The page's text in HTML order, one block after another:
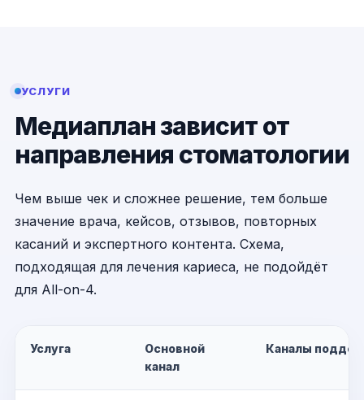
УСЛУГИ
Медиаплан зависит от
направления стоматологии
Чем выше чек и сложнее решение, тем больше
значение врача, кейсов, отзывов, повторных
касаний и экспертного контента. Схема,
подходящая для лечения кариеса, не подойдёт
для All-on-4.
Услуга
Основной
канал
Каналы